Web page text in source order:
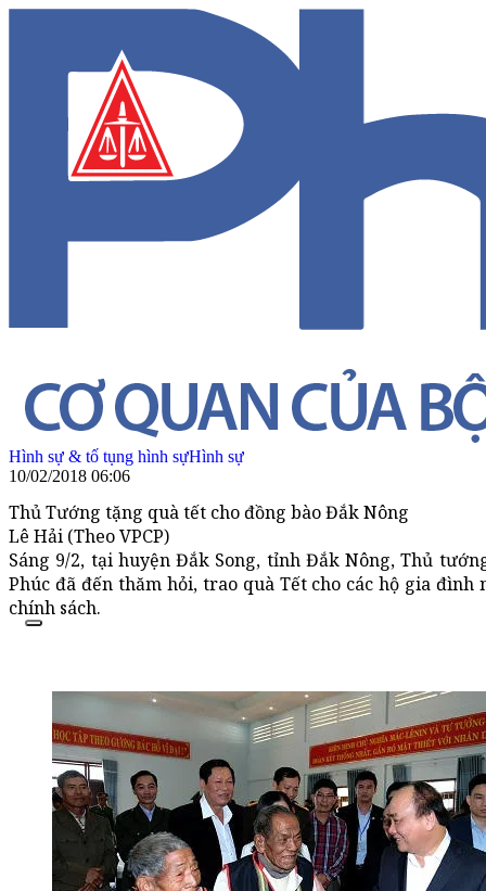
Hình sự & tố tụng hình sựHình sự
10/02/2018 06:06
Thủ Tướng tặng quà tết cho đồng bào Đắk Nông
Lê Hải (Theo VPCP)
Sáng 9/2, tại huyện Đắk Song, tỉnh Đắk Nông, Thủ
Phúc đã đến thăm hỏi, trao quà Tết cho các hộ gia đình
chính sách.